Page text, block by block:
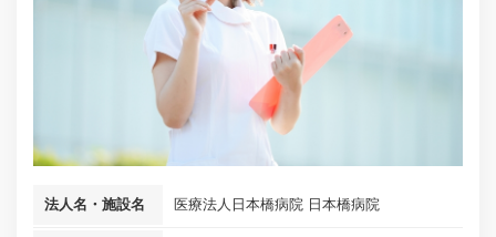
法人名・施設名 医療法人日本橋病院 日本橋病院